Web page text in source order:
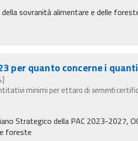
sovranità alimentare e delle
per quanto concerne i
minimi per ettaro di sementi
Strategico della PAC 2023-2027,
foreste